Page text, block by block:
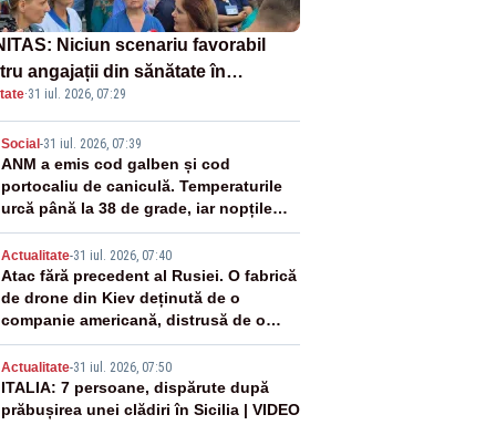
Niciun scenariu favorabil
angajații din sănătate în
Legii salarizării
·31 iul. 2026, 07:29
Social-31 iul. 2026, 07:39
ANM a emis cod galben și cod
portocaliu de caniculă. Temperaturile
urcă până la 38 de grade, iar nopțile
devin tropicale
Actualitate-31 iul. 2026, 07:40
Atac fără precedent al Rusiei. O fabrică
de drone din Kiev deținută de o
companie americană, distrusă de o
rachetă rusească
Actualitate-31 iul. 2026, 07:50
ITALIA: 7 persoane, dispărute după
prăbușirea unei clădiri în Sicilia | VIDEO